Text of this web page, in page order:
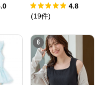
4.8
(19件)
6